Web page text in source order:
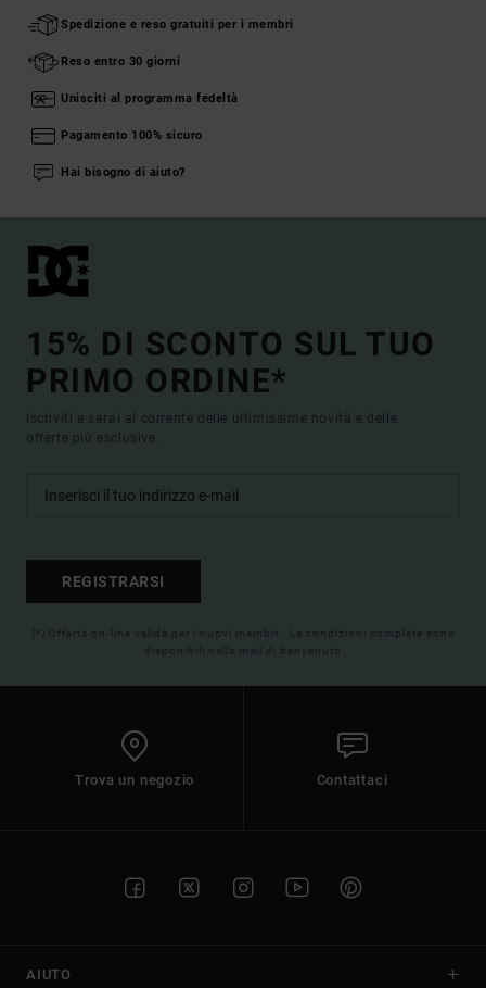
Spedizione e reso gratuiti per i membri
Reso entro 30 giorni
Unisciti al programma fedeltà
Pagamento 100% sicuro
Hai bisogno di aiuto?
15% DI SCONTO SUL TUO
PRIMO ORDINE*
Iscriviti e sarai al corrente delle ultimissime novità e delle
offerte più esclusive.
REGISTRARSI
(*) Offerta on-line valida per i nuovi membri - Le condizioni complete sono
disponibili nella mail di benvenuto
Trova un negozio Contattaci
AIUTO